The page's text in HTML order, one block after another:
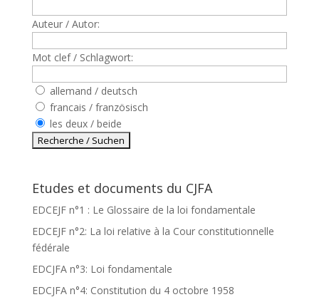
Auteur / Autor:
Mot clef / Schlagwort:
allemand / deutsch
francais / französisch
les deux / beide
Etudes et documents du CJFA
EDCEJF n°1 : Le Glossaire de la loi fondamentale
EDCEJF n°2: La loi relative à la Cour constitutionnelle
fédérale
EDCJFA n°3: Loi fondamentale
EDCJFA n°4: Constitution du 4 octobre 1958